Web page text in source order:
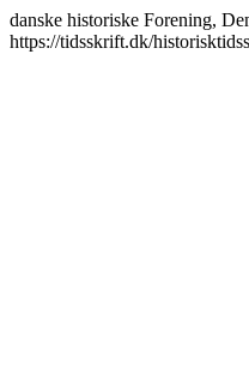
danske historiske Forening,
https://tidsskrift.dk/